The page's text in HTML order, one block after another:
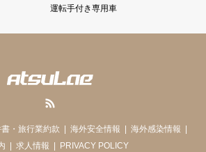
運転手付き専用車
・旅行業約款 海外安全情報
海外感染情報
求人情報 PRIVACY POLICY